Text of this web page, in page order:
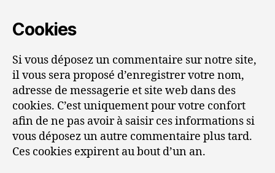
Cookies
Si vous déposez un commentaire sur notre site,
il vous sera proposé d’enregistrer votre nom,
adresse de messagerie et site web dans des
cookies. C’est uniquement pour votre confort
afin de ne pas avoir à saisir ces informations si
vous déposez un autre commentaire plus tard.
Ces cookies expirent au bout d’un an.